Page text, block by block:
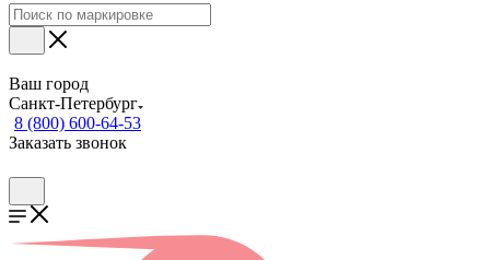
Ваш город
Санкт-Петербург
8 (800) 600-64-53
Заказать звонок